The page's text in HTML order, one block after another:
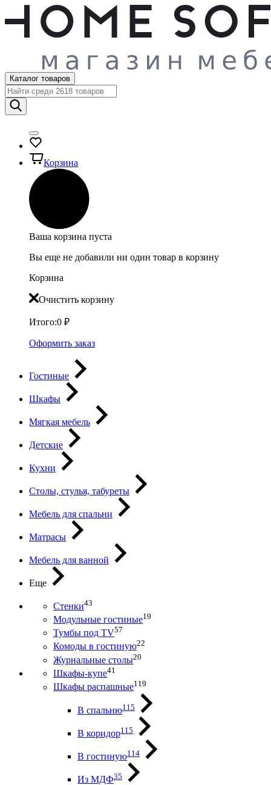
Каталог товаров
Корзина
Ваша корзина пуста
Вы еще не добавили ни один товар в корзину
Корзина
Очистить корзину
Итого:0 ₽
Оформить заказ
Гостиные
Шкафы
Мягкая мебель
Детские
Кухни
Столы, стулья, табуреты
Мебель для спальни
Матрасы
Мебель для ванной
Еще
Стенки43
Модульные гостиные19
Тумбы под ТV57
Комоды в гостиную22
Журнальные столы20
Шкафы-купе41
Шкафы распашные119
В спальню115
В коридор115
В гостиную114
Из МДФ35